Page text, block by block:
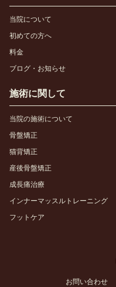
当院について
初めての方へ
料金
ブログ・お知らせ
施術に関して
当院の施術について
骨盤矯正
猫背矯正
産後骨盤矯正
成長痛治療
インナーマッスルトレーニング
フットケア
お問い合わせ